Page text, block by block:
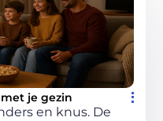
je gezin
en knus. De